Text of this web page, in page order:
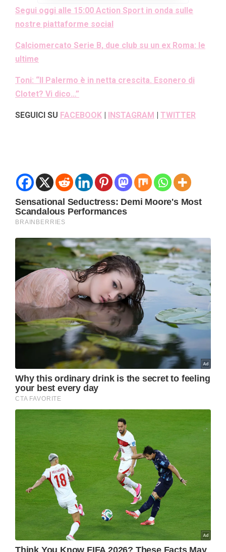
Segui oggi alle 15:00 Action Sport in onda sulle
nostre piattaforme social
Calciomercato Serie B, due club su un ex Roma: le
ultime
Toni: “Il Palermo è in netta crescita. Esonero di
Clotet? Vi dico…”
SEGUICI SU FACEBOOK INSTAGRAM TWITTER